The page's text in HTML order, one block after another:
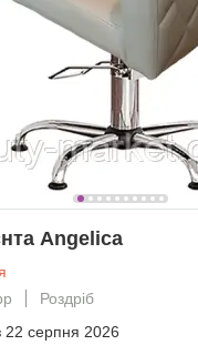
Angelica
Роздріб
22 серпня 2026